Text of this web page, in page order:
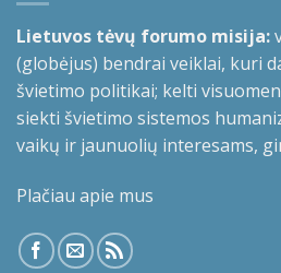
Lietuvos tėvų forumo misija:
(globėjus) bendrai veiklai, kuri
švietimo politikai; kelti
siekti švietimo sistemos
vaikų ir jaunuolių interesams,
Plačiau apie mus